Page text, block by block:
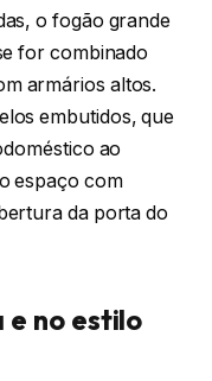
o fogão grande
for combinado
armários altos.
embutidos, que
ao
espaço com
da porta do
e no estilo